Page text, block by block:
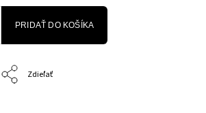
PRIDAŤ DO KOŠÍKA
Zdieľať